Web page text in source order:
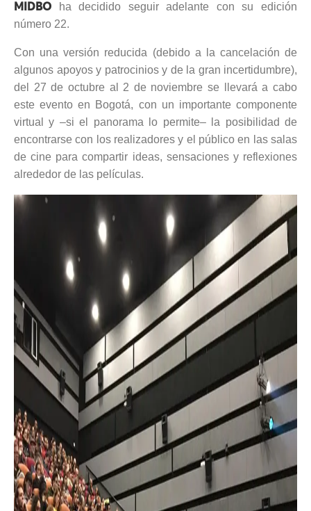
MIDBO
ha decidido seguir adelante con su edición
número 22.
Con una versión reducida (debido a la cancelación de
algunos apoyos y patrocinios y de la gran incertidumbre),
del 27 de octubre al 2 de noviembre se llevará a cabo
este evento en Bogotá, con un importante componente
virtual y –si el panorama lo permite– la posibilidad de
encontrarse con los realizadores y el público en las salas
de cine para compartir ideas, sensaciones y reflexiones
alrededor de las películas.